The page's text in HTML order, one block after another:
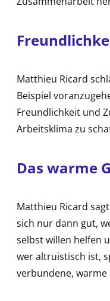
Matthieu Ricard
Beispiel
Freundlichkeit und
Arbeitsklima zu
Das warme
Matthieu Ricard
sich nur dann gut,
selbst willen helfen
wer altruistisch ist,
verbundene, warme